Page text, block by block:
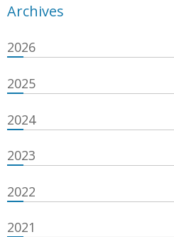
Archives
2026
2025
2024
2023
2022
2021